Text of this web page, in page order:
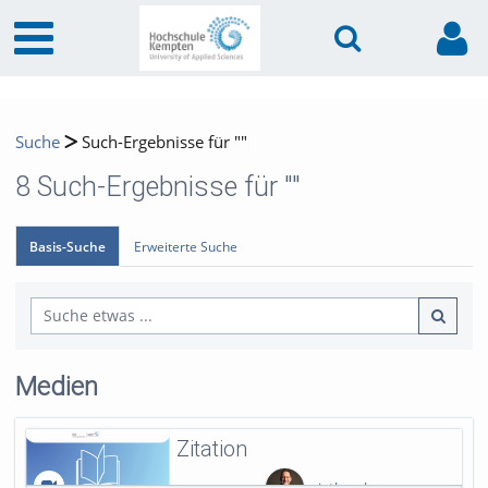
Suche Such-Ergebnisse für ""
8 Such-Ergebnisse für ""
Basis-Suche Erweiterte Suche
Medien
Zitation